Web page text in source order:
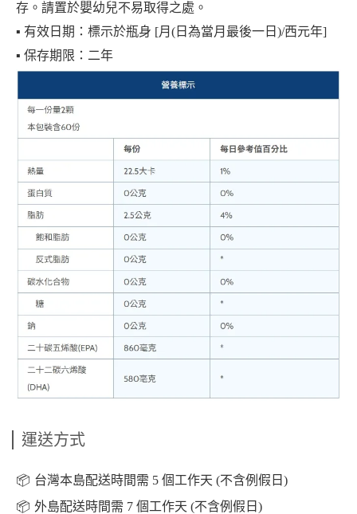
存。請置於嬰幼兒不易取得之處。
▪︎ 有效日期：標示於瓶身 [月(日為當月最後一日)/西元年]
▪︎ 保存期限：二年
運送方式
📦️ 台灣本島配送時間需 5 個工作天 (不含例假日)
📦️ 外島配送時間需 7 個工作天 (不含例假日)